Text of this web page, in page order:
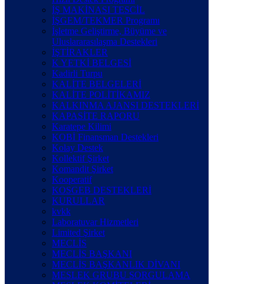
İŞ MAKİNASI TESCİL
İŞGEM/TEKMER Programı
İşletme Geliştirme, Büyüme ve
Uluslararasılaşma Destekleri
İŞTİRAKLER
K YETKİ BELGESİ
Kadirli Turpu
KALİTE BELGELERİ
KALİTE POLİTİKAMIZ
KALKINMA AJANSI DESTEKLERİ
KAPASİTE RAPORU
Karatepe Kilimi
KOBİ Finansman Destekleri
Kolay Destek
Kollektif Şirket
Komandit Şirket
Kooperatif
KOSGEB DESTEKLERİ
KURULLAR
kvkk
Laboratuvar Hizmetleri
Limited Şirket
MECLİS
MECLİS BAŞKANI
MECLİS BAŞKANLIK DİVANI
MESLEK GRUBU SORGULAMA